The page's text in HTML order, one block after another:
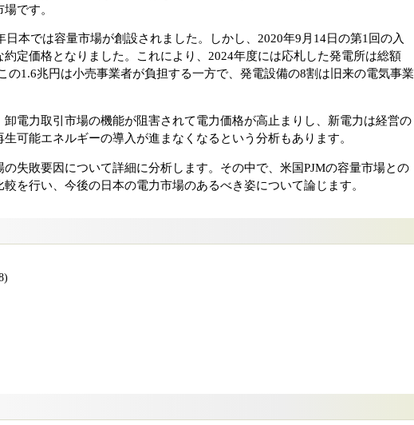
です。
本では容量市場が創設されました。しかし、2020年9月14日の第1回の入
定価格となりました。これにより、2024年度には応札した発電所は総額
の1.6兆円は小売事業者が負担する一方で、発電設備の8割は旧来の電気事業
電力取引市場の機能が阻害されて電力価格が高止まりし、新電力は経営の
可能エネルギーの導入が進まなくなるという分析もあります。
失敗要因について詳細に分析します。その中で、米国PJMの容量市場との
を行い、今後の日本の電力市場のあるべき姿について論じます。